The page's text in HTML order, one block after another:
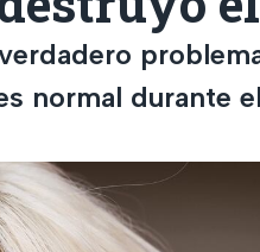
normal durante